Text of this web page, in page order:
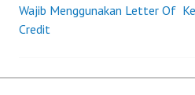
IMPOR
Wajib Menggunakan Letter Of
Credit